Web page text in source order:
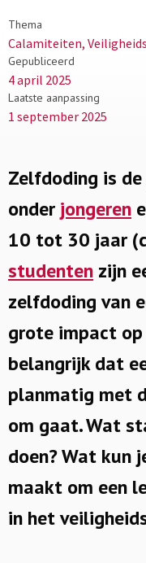
Thema
Calamiteiten,
Gepubliceerd
4 april 2025
Laatste aanpassing
1 september 2025
Zelfdoding is
onder jongeren
10 tot 30 jaar
studenten zijn
zelfdoding van
grote impact op
belangrijk dat
planmatig met
om gaat. Wat
doen? Wat kun
maakt om een
in het